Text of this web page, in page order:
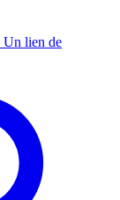
Un lien de